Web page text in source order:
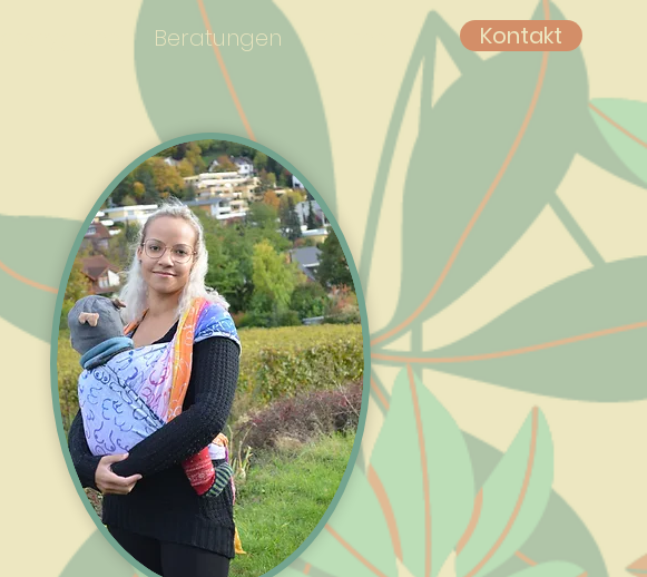
Beratungen Kontakt